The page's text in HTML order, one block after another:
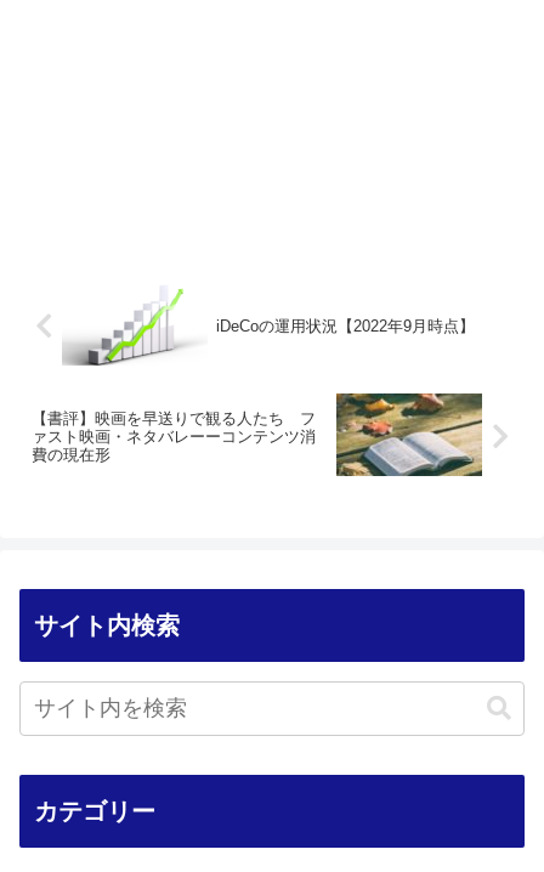
iDeCoの運用状況【2022年9月時点】
【書評】映画を早送りで観る人たち フ
ァスト映画・ネタバレーーコンテンツ消
費の現在形
サイト内検索
カテゴリー